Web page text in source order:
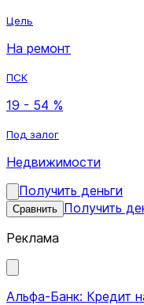
Цель
На ремонт
ПСК
19 - 54 %
Под залог
Недвижимости
Получить деньги
Сравнить Получить
Реклама
Альфа-Банк: Кредит